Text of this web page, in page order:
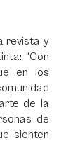
revista y
“Con
en los
de la
de
sienten